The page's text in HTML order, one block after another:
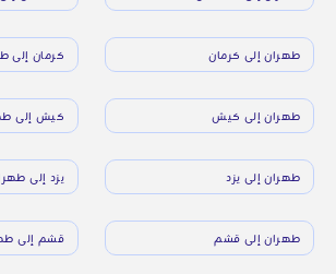
طهران إلى كرمان كرمان إلى
طهران إلى كيش كيش إلى
طهران إلى يزد يزد إلى
طهران إلى قشم قشم إلى